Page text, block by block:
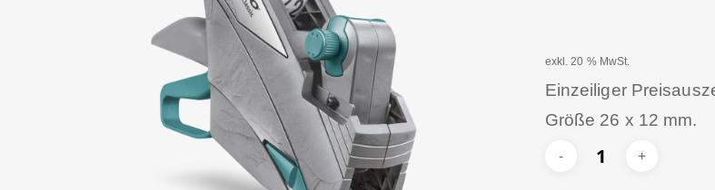
exkl. 20 % MwSt.
Einzeiliger
Größe 26 x 12 mm.